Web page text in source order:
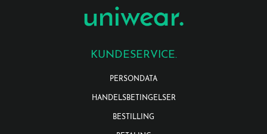
KUNDESERVICE.
PERSONDATA
HANDELSBETINGELSER
BESTILLING